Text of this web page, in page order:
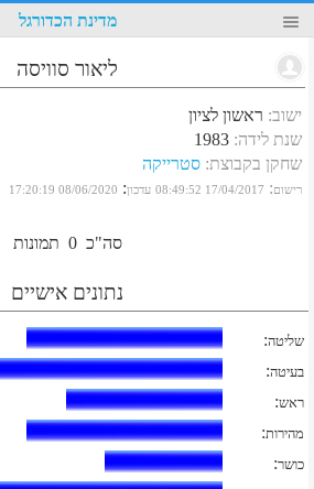
מדינת הכדורגל
ליאור סוויסה
ישוב: ראשון לציון
שנת לידה:
1983
שחקן בקבוצת: סטרייקה
רישום:
17/04/2017 08:49:52 עדכון:
08/06/2020 17:20:19
סה"כ 0 תמונות
נתונים אישיים
שליטה:
בעיטה:
ראש:
מהירות:
כושר: